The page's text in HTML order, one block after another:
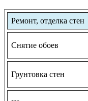
Ремонт, отделка стен
Снятие обоев
Грунтовка стен